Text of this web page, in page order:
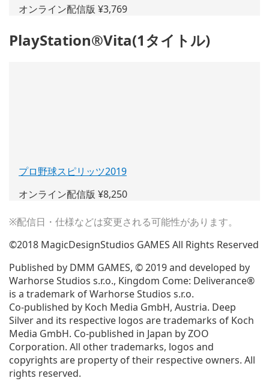
い
ィ
オンライン配信版 ¥3,769
PlayStation®Vita(1タイトル)
プロ野球スピリッツ2019
い
ィ
ド
ウ
で
開
く)
オンライン配信版 ¥8,250
※配信日・仕様などは変更される可能性があります。
©2018 MagicDesignStudios GAMES All Rights Reserved
Published by DMM GAMES, © 2019 and developed by
Warhorse Studios s.r.o., Kingdom Come: Deliverance®
is a trademark of Warhorse Studios s.r.o.
Co-published by Koch Media GmbH, Austria. Deep
Silver and its respective logos are trademarks of Koch
Media GmbH. Co-published in Japan by ZOO
Corporation. All other trademarks, logos and
copyrights are property of their respective owners. All
rights reserved.